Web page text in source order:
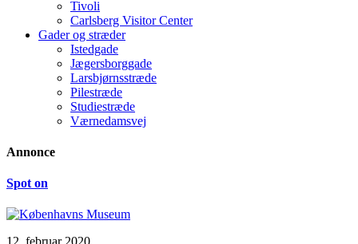
Tivoli
Carlsberg Visitor Center
Gader og stræder
Istedgade
Jægersborggade
Larsbjørnsstræde
Pilestræde
Studiestræde
Værnedamsvej
Annonce
Spot on